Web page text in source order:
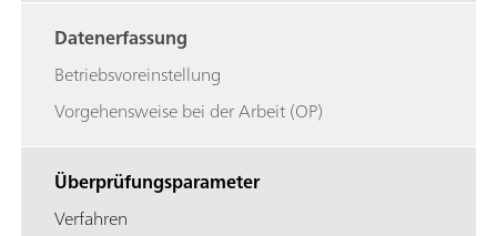
Datenerfassung
Betriebsvoreinstellung
Vorgehensweise bei der Arbeit (OP)
Überprüfungsparameter
Verfahren